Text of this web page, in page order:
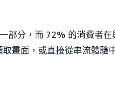
部分，而 72% 的消費者在
取畫面，或直接從串流體驗